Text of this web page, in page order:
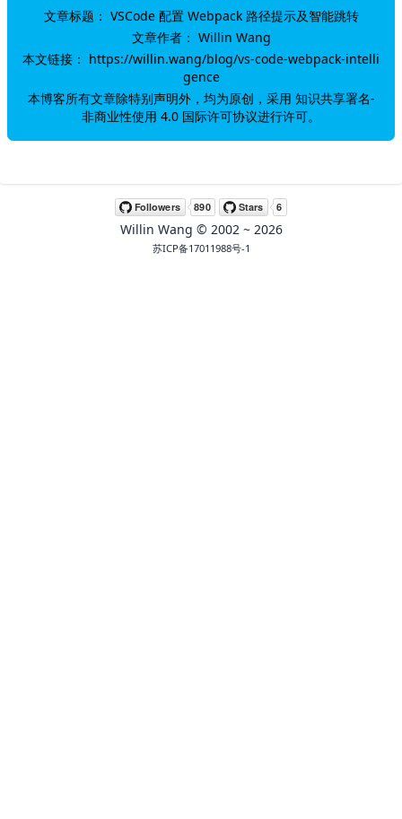
文章标题： VSCode 配置 Webpack 路径提示及智能跳转
文章作者： Willin Wang
本文链接： https://willin.wang/blog/vs-code-webpack-intelli
gence
本博客所有文章除特别声明外，均为原创，采用 知识共享署名-
非商业性使用 4.0 国际许可协议进行许可。
Willin Wang © 2002 ~ 2026
苏ICP备17011988号-1